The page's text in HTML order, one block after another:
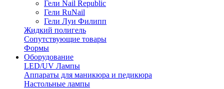
Гели Nail Republic
Гели RuNail
Гели Луи Филипп
Жидкий полигель
Сопутствующие товары
Формы
Оборудование
LED/UV Лампы
Аппараты для маникюра и педикюра
Настольные лампы